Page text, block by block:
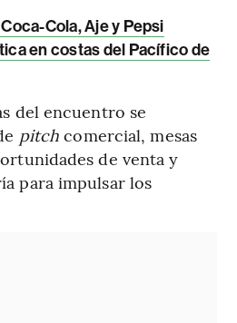
Cola, Aje y Pepsi
en costas del Pacífico de
del encuentro se
pitch comercial, mesas
de venta y
para impulsar los